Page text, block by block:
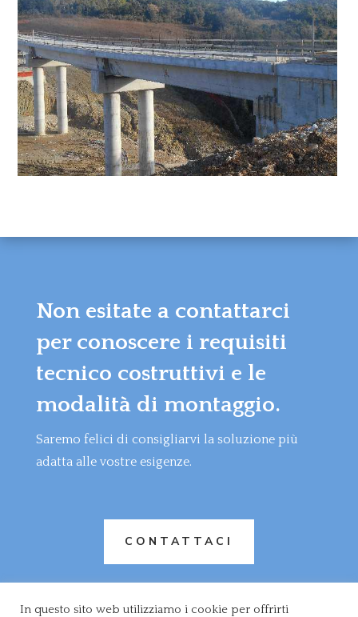
Non esitate a contattarci
per conoscere i requisiti
tecnico costruttivi e le
modalità di montaggio.
Saremo felici di consigliarvi la soluzione più
adatta alle vostre esigenze.
CONTATTACI
© 26 ROSSI & C. S.A.S. DI ROSSI ROBERTO - Via
In questo sito web utilizziamo i cookie per offrirti